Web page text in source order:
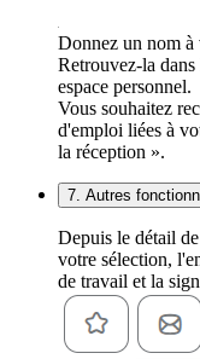
Donnez un nom à
Retrouvez-la
espace personnel.
Vous souhaitez
d'emploi liées à
la réception ».
7. Autres
Depuis le détail
votre sélection,
de travail et la